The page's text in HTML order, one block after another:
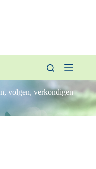
volgen, verkondigen